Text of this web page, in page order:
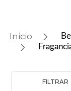
iphone
colchones
FILTRAR